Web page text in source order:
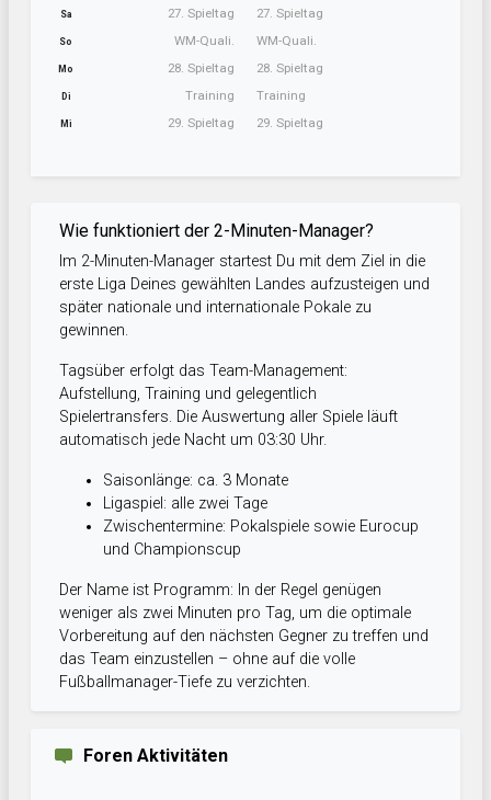
Sa 27. Spieltag
So WM-Quali.
Mo 28. Spieltag
Di Training
Mi 29. Spieltag
27. Spieltag
WM-Quali.
28. Spieltag
Training
29. Spieltag
Wie funktioniert der 2-Minuten-Manager?
Im 2-Minuten-Manager startest Du mit dem Ziel in die
erste Liga Deines gewählten Landes aufzusteigen und
später nationale und internationale Pokale zu
gewinnen.
Tagsüber erfolgt das Team-Management:
Aufstellung, Training und gelegentlich
Spielertransfers. Die Auswertung aller Spiele läuft
automatisch jede Nacht um 03:30 Uhr.
Saisonlänge: ca. 3 Monate
Ligaspiel: alle zwei Tage
Zwischentermine: Pokalspiele sowie Eurocup
und Championscup
Der Name ist Programm: In der Regel genügen
weniger als zwei Minuten pro Tag, um die optimale
Vorbereitung auf den nächsten Gegner zu treffen und
das Team einzustellen – ohne auf die volle
Fußballmanager-Tiefe zu verzichten.
Foren Aktivitäten